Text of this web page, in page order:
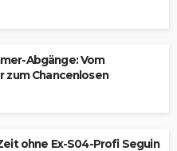
Abgänge: Vom
zum Chancenlosen
ohne Ex-S04-Profi Seguin